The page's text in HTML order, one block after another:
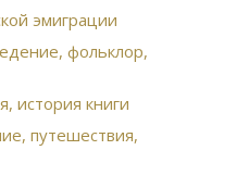
эмиграции
фольклор,
история книги
путешествия,